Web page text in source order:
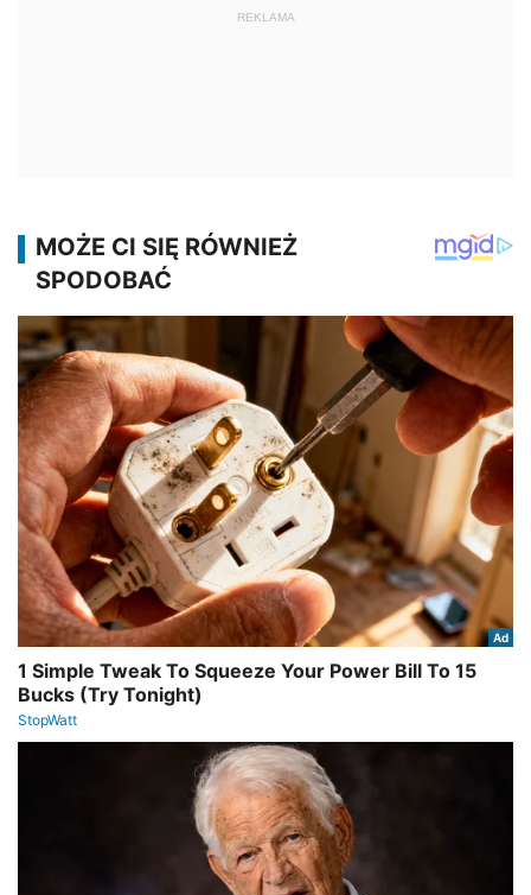
REKLAMA